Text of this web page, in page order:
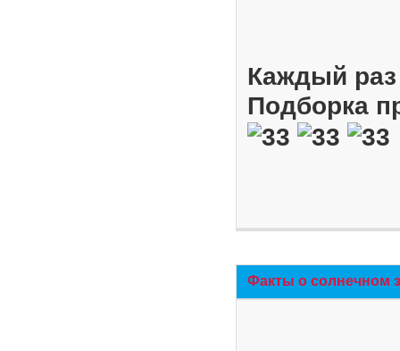
Каждый
Подборка
Факты о солнечном